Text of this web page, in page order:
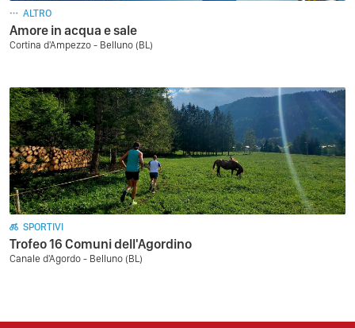
ALTRO
Amore in acqua e sale
Cortina d'Ampezzo - Belluno (BL)
SPORTIVI
Trofeo 16 Comuni dell'Agordino
Canale d'Agordo - Belluno (BL)